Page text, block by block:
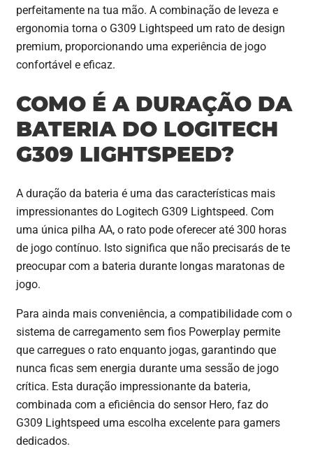
perfeitamente na tua mão. A combinação de leveza e
ergonomia torna o G309 Lightspeed um rato de design
premium, proporcionando uma experiência de jogo
confortável e eficaz.
COMO É A DURAÇÃO DA
BATERIA DO LOGITECH
G309 LIGHTSPEED?
A duração da bateria é uma das características mais
impressionantes do Logitech G309 Lightspeed. Com
uma única pilha AA, o rato pode oferecer até 300 horas
de jogo contínuo. Isto significa que não precisarás de te
preocupar com a bateria durante longas maratonas de
jogo.
Para ainda mais conveniência, a compatibilidade com o
sistema de carregamento sem fios Powerplay permite
que carregues o rato enquanto jogas, garantindo que
nunca ficas sem energia durante uma sessão de jogo
crítica. Esta duração impressionante da bateria,
combinada com a eficiência do sensor Hero, faz do
G309 Lightspeed uma escolha excelente para gamers
dedicados.